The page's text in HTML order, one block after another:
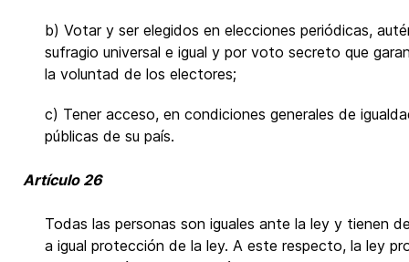
b) Votar y ser elegidos en elecciones periódicas,
sufragio universal e igual y por voto secreto que
la voluntad de los electores;
c) Tener acceso, en condiciones generales de
públicas de su país.
Artículo 26
Todas las personas son iguales ante la ley y tienen
a igual protección de la ley. A este respecto, la ley